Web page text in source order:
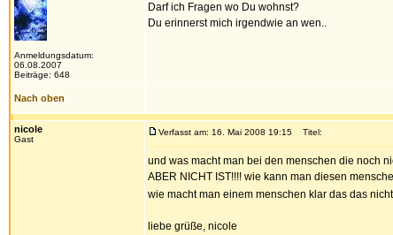
Anmeldungsdatum:
06.08.2007
Beiträge: 648
Darf ich Fragen wo Du wohnst?
Du erinnerst mich irgendwie an wen..
Nach oben
nicole
Gast
Verfasst am: 16. Mai 2008 19:15 Titel:
und was macht man bei den menschen die noch
ABER NICHT IST!!!! wie kann man diesen
wie macht man einem menschen klar das das
liebe grüße, nicole